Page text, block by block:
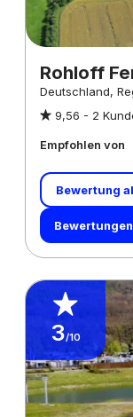
Rohloff
Deutschland,
9,56 - 2
Empfohlen von
Bewertung
3/10